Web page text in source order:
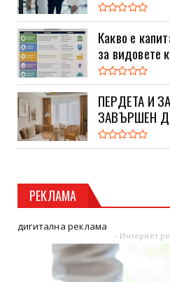
Какво е
за видовете
ПЕРДЕТА И
ЗАВЪРШЕН
РЕКЛАМА
дигитална реклама
- Интернет